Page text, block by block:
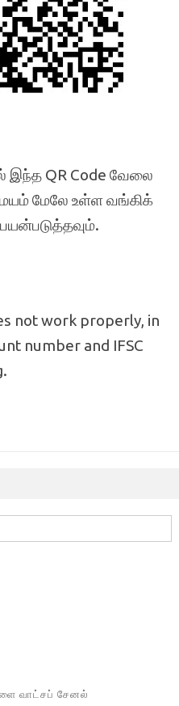
இந்த QR Code வேலை
மேலே உள்ள வங்கிக்
not work properly, in
number and IFSC
வாட்சப் சேனல்